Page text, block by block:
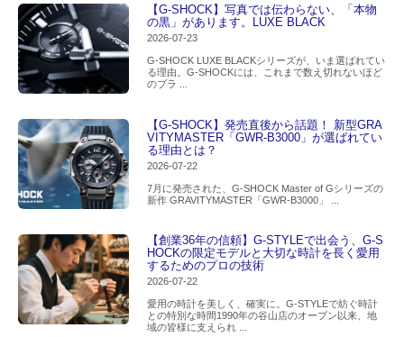
【G-SHOCK】写真では伝わらない、「本物
の黒」があります。LUXE BLACK
2026-07-23
G-SHOCK LUXE BLACKシリーズが、いま選ばれてい
る理由。G-SHOCKには、これまで数え切れないほど
のブラ ...
【G-SHOCK】発売直後から話題！ 新型GRA
VITYMASTER「GWR-B3000」が選ばれてい
る理由とは？
2026-07-22
7月に発売された、G-SHOCK Master of Gシリーズの
新作 GRAVITYMASTER「GWR-B3000」 ...
【創業36年の信頼】G-STYLEで出会う、G-S
HOCKの限定モデルと大切な時計を長く愛用
するためのプロの技術
2026-07-22
愛用の時計を美しく、確実に。G-STYLEで紡ぐ時計
との特別な時間1990年の谷山店のオープン以来、地
域の皆様に支えられ ...